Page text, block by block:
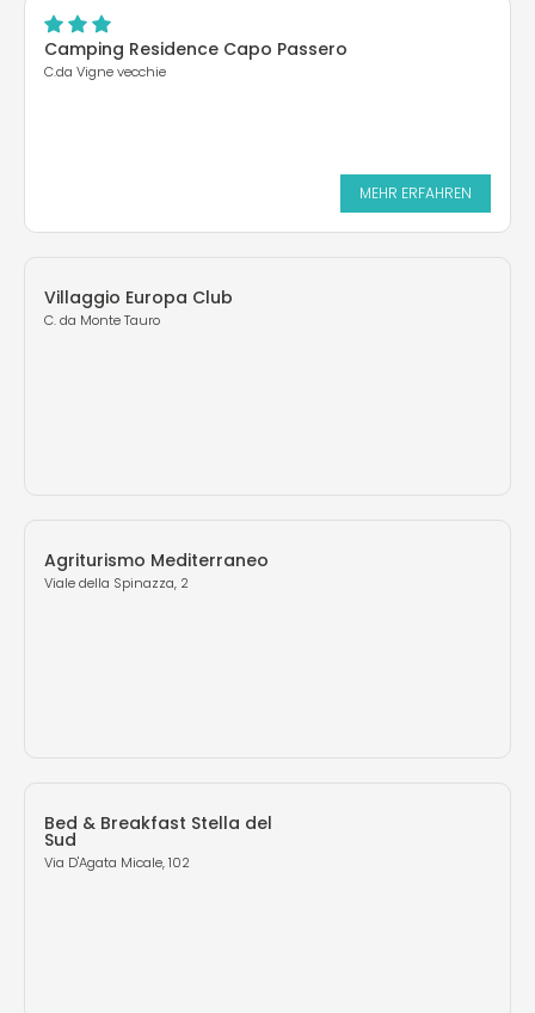
Camping Residence Capo Passero
C.da Vigne vecchie
MEHR ERFAHREN
Villaggio Europa Club
C. da Monte Tauro
Agriturismo Mediterraneo
Viale della Spinazza, 2
Bed & Breakfast Stella del
Sud
Via D'Agata Micale, 102